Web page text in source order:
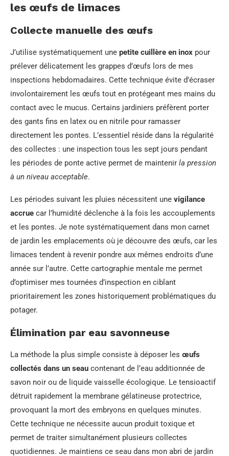
les œufs de limaces
Collecte manuelle des œufs
J’utilise systématiquement une petite cuillère en inox pour
prélever délicatement les grappes d’œufs lors de mes
inspections hebdomadaires. Cette technique évite d’écraser
involontairement les œufs tout en protégeant mes mains du
contact avec le mucus. Certains jardiniers préfèrent porter
des gants fins en latex ou en nitrile pour ramasser
directement les pontes. L’essentiel réside dans la régularité
des collectes : une inspection tous les sept jours pendant
les périodes de ponte active permet de maintenir la pression
à un niveau acceptable.
Les périodes suivant les pluies nécessitent une vigilance
accrue car l’humidité déclenche à la fois les accouplements
et les pontes. Je note systématiquement dans mon carnet
de jardin les emplacements où je découvre des œufs, car les
limaces tendent à revenir pondre aux mêmes endroits d’une
année sur l’autre. Cette cartographie mentale me permet
d’optimiser mes tournées d’inspection en ciblant
prioritairement les zones historiquement problématiques du
potager.
Élimination par eau savonneuse
La méthode la plus simple consiste à déposer les œufs
collectés dans un seau contenant de l’eau additionnée de
savon noir ou de liquide vaisselle écologique. Le tensioactif
détruit rapidement la membrane gélatineuse protectrice,
provoquant la mort des embryons en quelques minutes.
Cette technique ne nécessite aucun produit toxique et
permet de traiter simultanément plusieurs collectes
quotidiennes. Je maintiens ce seau dans mon abri de jardin